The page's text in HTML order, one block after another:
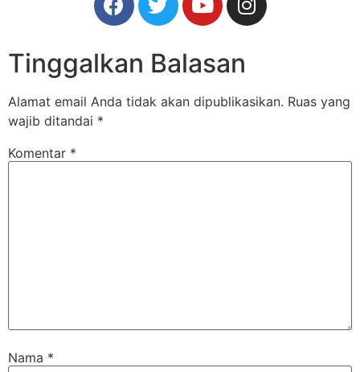
Tinggalkan Balasan
Alamat email Anda tidak akan dipublikasikan. Ruas yang
wajib ditandai *
Komentar *
Nama *